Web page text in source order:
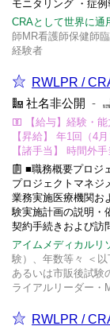
モニタリング ・症例
CRAとして世界に通
師MR看護師保健師
経験者
RWLPR /
社名非公開 -
【給与】経験・
【昇給】 年1回（4
【諸手当】 時間外
■職務概要プロジ
プロジェクトマネジ
業務実施医療機関お
験実施計画の説明・
契約手続きおよび訪
アイムメディカルリ
験）、年数等々 ＜
あるいは市販後試験
ライアルリーダー・
RWLPR /